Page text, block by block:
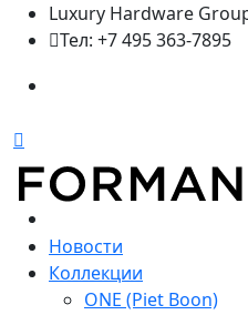
Luxury Hardware
Тел: +7 495 363-7895
Новости
Коллекции
ONE (Piet Boon)